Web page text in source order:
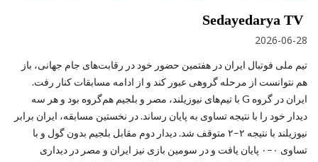
Sedayedarya TV
2026-06-28
تیم ملی فوتبال ایران در هفتمین حضور خود در رقابت‌های جام جهانی، باز
هم نتوانست از مرحله گروهی عبور کند و از ادامه مسابقات کنار رفت.
ایران در گروه G با تیم‌های نیوزیلند، مصر و بلجیم هم‌گروه بود و هر سه
دیدار خود را با نتیجه تساوی به پایان رساند. در نخستین مسابقه، ایران برابر
نیوزیلند با نتیجه ۲–۲ متوقف شد. دیدار دوم مقابل بلجیم بدون گول و با
تساوی ۰–۰ پایان یافت و در سومین بازی نیز ایران و مصر در دیداری